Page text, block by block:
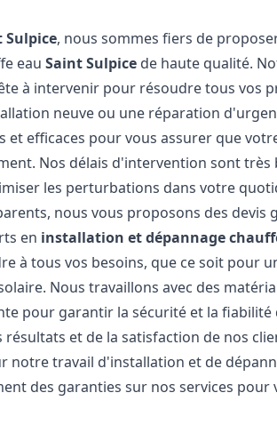
Sulpice, nous sommes fiers de
eauSaint Sulpice de haute qualité.
à intervenir pour résoudre tous vos
neuve ou une réparation
et efficaces pour vous assurer que
Nos délais d'intervention sont très
les perturbations dans votre
nous vous proposons des devis
en installation et dépannage
à tous vos besoins, que ce soit pour
Nous travaillons avec des
pour garantir la sécurité et la fiabilité
résultats et de la satisfaction de nos
notre travail d'installation et de
des garanties sur nos services pour